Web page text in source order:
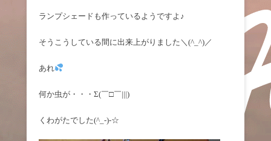
ランプシェードも作っているようですよ♪
そうこうしている間に出来上がりました＼(^_^)／
あれ
何か虫が・・・Σ(￣□￣|||)
くわがたでした(^_-)-☆